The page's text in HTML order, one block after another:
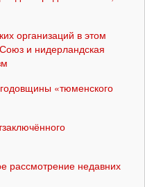
организаций в этом
и нидерландская
«тюменского
рассмотрение недавних